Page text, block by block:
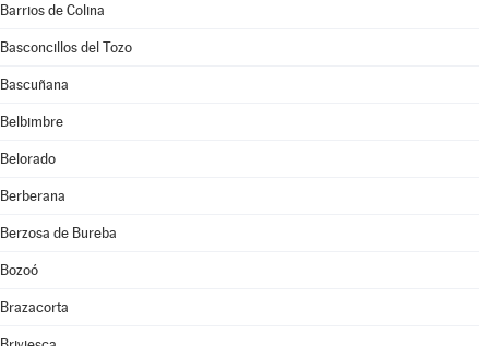
Barrios de Colina
Basconcillos del Tozo
Bascuñana
Belbimbre
Belorado
Berberana
Berzosa de Bureba
Bozoó
Brazacorta